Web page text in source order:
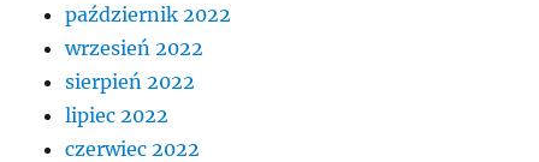
październik 2022
wrzesień 2022
sierpień 2022
lipiec 2022
czerwiec 2022